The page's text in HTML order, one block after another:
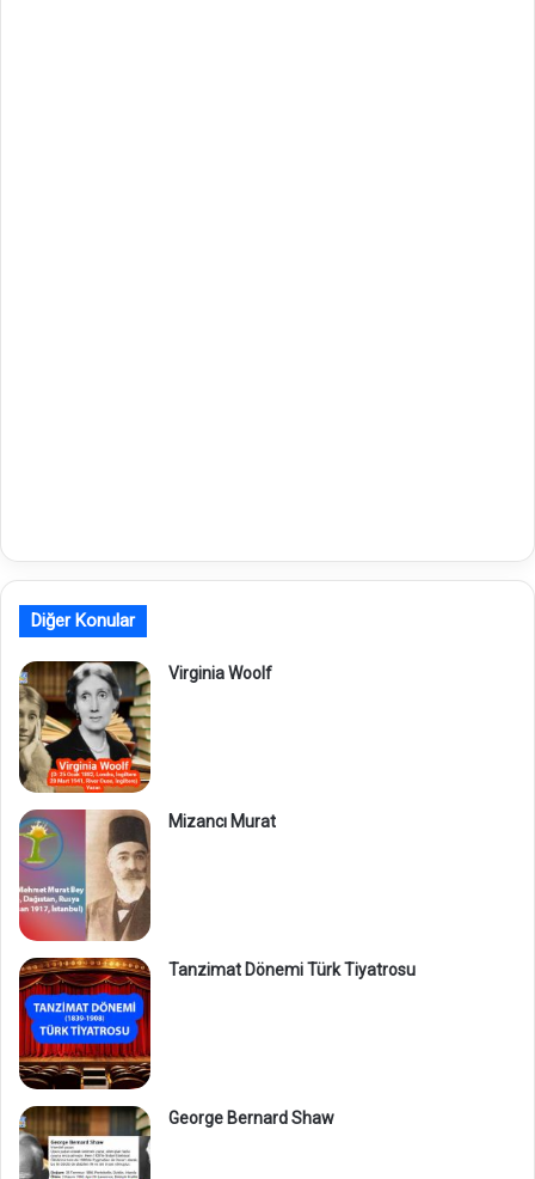
Diğer Konular
Virginia Woolf
Mizancı Murat
Tanzimat Dönemi Türk Tiyatrosu
George Bernard Shaw